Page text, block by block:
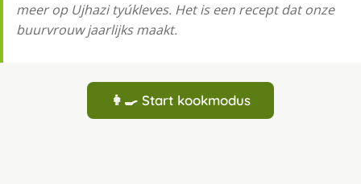
meer op Ujhazi tyúkleves. Het is een recept dat onze
buurvrouw jaarlijks maakt.
👩‍🍳 Start kookmodus